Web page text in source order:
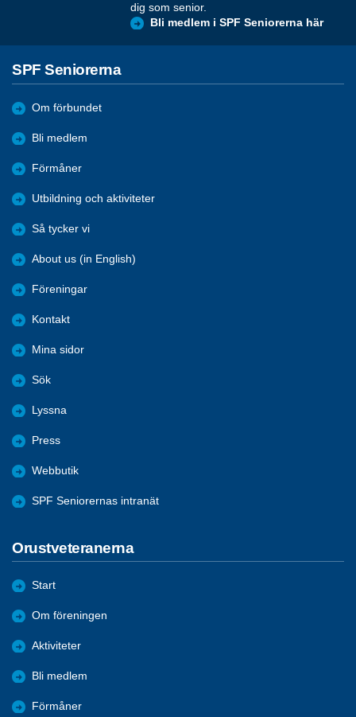
dig som senior.
Bli medlem i SPF Seniorerna här
SPF Seniorerna
Om förbundet
Bli medlem
Förmåner
Utbildning och aktiviteter
Så tycker vi
About us (in English)
Föreningar
Kontakt
Mina sidor
Sök
Lyssna
Press
Webbutik
SPF Seniorernas intranät
Orustveteranerna
Start
Om föreningen
Aktiviteter
Bli medlem
Förmåner